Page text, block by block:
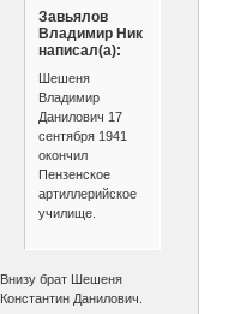
Завьялов
Владимир Ник
написал(а):
Шешеня
Владимир
Данилович 17
сентября 1941
окончил
Пензенское
артиллерийское
училище.
Внизу брат Шешеня
Константин Данилович.